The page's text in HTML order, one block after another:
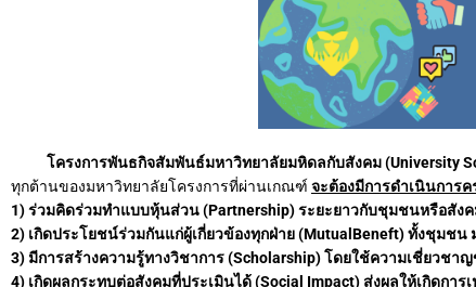
โครงการพันธกิจสัมพันธ์มหาวิทยาลัยมหิดลกับสังคม (University
ทุกต้านของมหาวิทยาลัยโครงการที่ผ่านเกณฑ์ จะต้องมีการดำเนินการ
1) ร่วมคิดร่วมทำแบบหุ้นส่วน (Partnership) ระยะยาวกับชุมชนหรือสัง
2) เกิดประโยชน์ร่วมกันแก่ผู้เกี่ยวข้องทุกฝ่าย (MutualBeneft) ทั้งชุมชน
3) มีการสร้างความรู้ทางวิชาการ (Scholarship) โดยใช้ความเชี่ยวชา
4) เกิดผลกระทบต่อสังคมที่ประเมินได้ (Social Impact) ส่งผลให้เกิดกา